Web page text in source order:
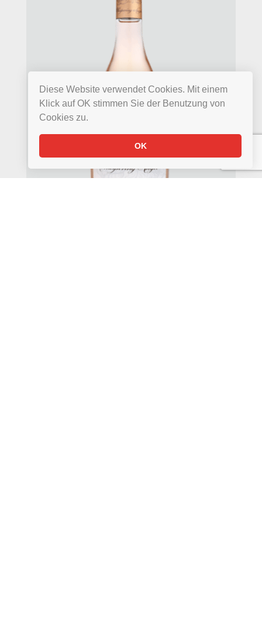
Diese Website verwendet Cookies. Mit einem
Klick auf OK stimmen Sie der Benutzung von
Cookies zu.
OK